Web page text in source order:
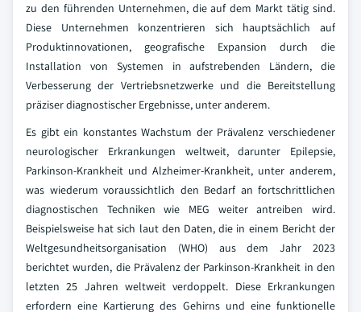
zu den führenden Unternehmen, die auf dem Markt tätig sind.
Diese Unternehmen konzentrieren sich hauptsächlich auf
Produktinnovationen, geografische Expansion durch die
Installation von Systemen in aufstrebenden Ländern, die
Verbesserung der Vertriebsnetzwerke und die Bereitstellung
präziser diagnostischer Ergebnisse, unter anderem.
Es gibt ein konstantes Wachstum der Prävalenz verschiedener
neurologischer Erkrankungen weltweit, darunter Epilepsie,
Parkinson-Krankheit und Alzheimer-Krankheit, unter anderem,
was wiederum voraussichtlich den Bedarf an fortschrittlichen
diagnostischen Techniken wie MEG weiter antreiben wird.
Beispielsweise hat sich laut den Daten, die in einem Bericht der
Weltgesundheitsorganisation (WHO) aus dem Jahr 2023
berichtet wurden, die Prävalenz der Parkinson-Krankheit in den
letzten 25 Jahren weltweit verdoppelt. Diese Erkrankungen
erfordern eine Kartierung des Gehirns und eine funktionelle